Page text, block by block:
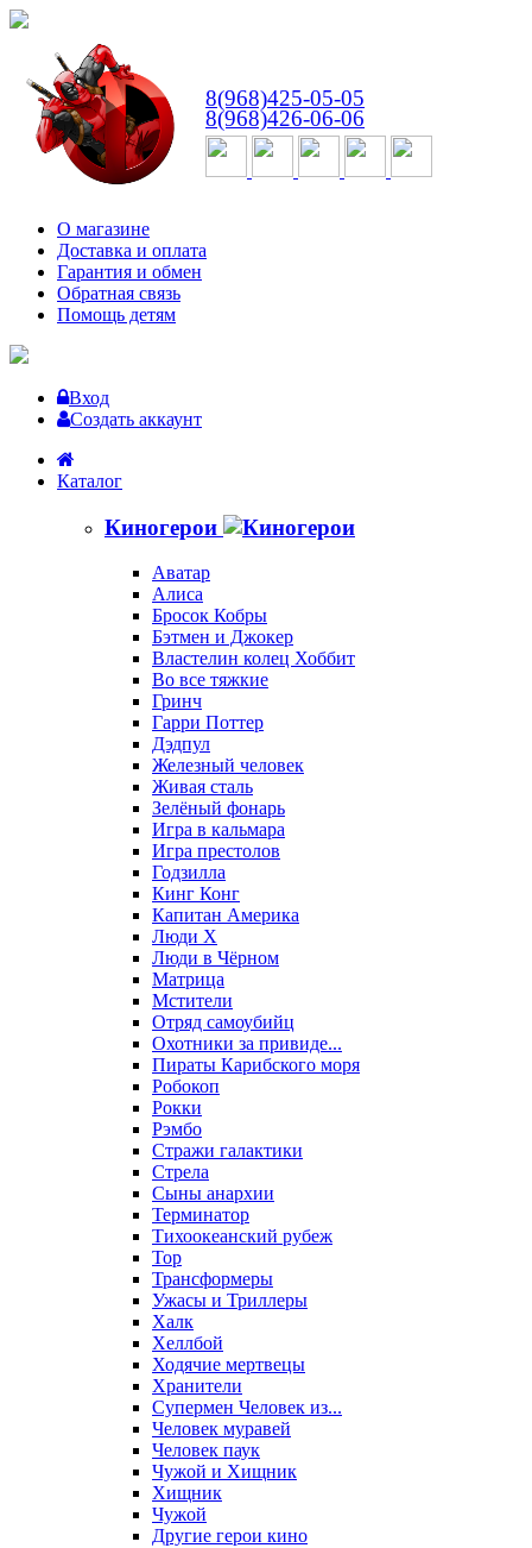
8(968)425-05-05
8(968)426-06-06
О магазине
Доставка и оплата
Гарантия и обмен
Обратная связь
Помощь детям
Вход
Создать аккаунт
Каталог
Киногерои
Аватар
Алиса
Бросок Кобры
Бэтмен и Джокер
Властелин колец Хоббит
Во все тяжкие
Гринч
Гарри Поттер
Дэдпул
Железный человек
Живая сталь
Зелёный фонарь
Игра в кальмара
Игра престолов
Годзилла
Кинг Конг
Капитан Америка
Люди X
Люди в Чёрном
Матрица
Мстители
Отряд самоубийц
Охотники за привиде...
Пираты Карибского моря
Робокоп
Рокки
Рэмбо
Стражи галактики
Стрела
Сыны анархии
Терминатор
Тихоокеанский рубеж
Тор
Трансформеры
Ужасы и Триллеры
Халк
Хеллбой
Ходячие мертвецы
Хранители
Супермен Человек из...
Человек муравей
Человек паук
Чужой и Хищник
Хищник
Чужой
Другие герои кино